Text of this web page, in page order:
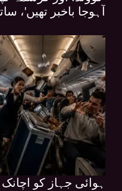
آہوجا باخبر تھیں'،
ہوائی جہاز کو